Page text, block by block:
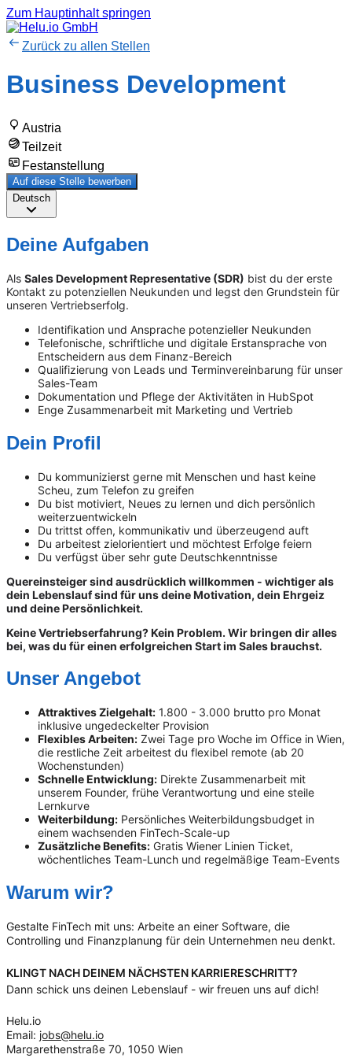
Zum Hauptinhalt springen
Zurück zu allen Stellen
Business Development
Austria
Teilzeit
Festanstellung
Auf diese Stelle bewerben
Deutsch
Deine Aufgaben
Als Sales Development Representative (SDR) bist du der erste
Kontakt zu potenziellen Neukunden und legst den Grundstein für
unseren Vertriebserfolg.
Identifikation und Ansprache potenzieller Neukunden
Telefonische, schriftliche und digitale Erstansprache von
Entscheidern aus dem Finanz-Bereich
Qualifizierung von Leads und Terminvereinbarung für unser
Sales-Team
Dokumentation und Pflege der Aktivitäten in HubSpot
Enge Zusammenarbeit mit Marketing und Vertrieb
Dein Profil
Du kommunizierst gerne mit Menschen und hast keine
Scheu, zum Telefon zu greifen
Du bist motiviert, Neues zu lernen und dich persönlich
weiterzuentwickeln
Du trittst offen, kommunikativ und überzeugend auft
Du arbeitest zielorientiert und möchtest Erfolge feiern
Du verfügst über sehr gute Deutschkenntnisse
Quereinsteiger sind ausdrücklich willkommen - wichtiger als
dein Lebenslauf sind für uns deine Motivation, dein Ehrgeiz
und deine Persönlichkeit.
Keine Vertriebserfahrung? Kein Problem. Wir bringen dir alles
bei, was du für einen erfolgreichen Start im Sales brauchst.
Unser Angebot
Attraktives Zielgehalt: 1.800 - 3.000 brutto pro Monat
inklusive ungedeckelter Provision
Flexibles Arbeiten: Zwei Tage pro Woche im Office in Wien,
die restliche Zeit arbeitest du flexibel remote (ab 20
Wochenstunden)
Schnelle Entwicklung: Direkte Zusammenarbeit mit
unserem Founder, frühe Verantwortung und eine steile
Lernkurve
Weiterbildung: Persönliches Weiterbildungsbudget in
einem wachsenden FinTech-Scale-up
Zusätzliche Benefits: Gratis Wiener Linien Ticket,
wöchentliches Team-Lunch und regelmäßige Team-Events
Warum wir?
Gestalte FinTech mit uns: Arbeite an einer Software, die
Controlling und Finanzplanung für dein Unternehmen neu denkt.
KLINGT NACH DEINEM NÄCHSTEN KARRIERESCHRITT?
Dann schick uns deinen Lebenslauf - wir freuen uns auf dich!
Helu.io
Email: jobs@helu.io
Margarethenstraße 70, 1050 Wien